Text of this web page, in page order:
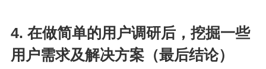
4. 在做简单的用户调研后，挖掘一些
用户需求及解决方案（最后结论）